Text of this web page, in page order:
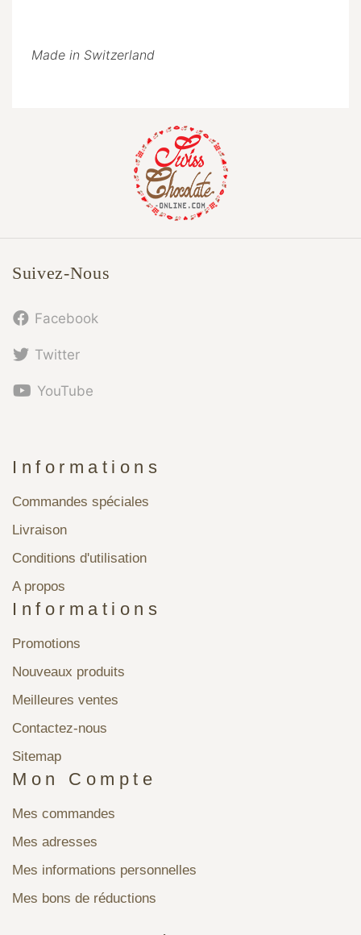
Made in Switzerland
Suivez-Nous
Facebook
Twitter
YouTube
Informations
Commandes spéciales
Livraison
Conditions d'utilisation
A propos
Informations
Promotions
Nouveaux produits
Meilleures ventes
Contactez-nous
Sitemap
Mon Compte
Mes commandes
Mes adresses
Mes informations personnelles
Mes bons de réductions